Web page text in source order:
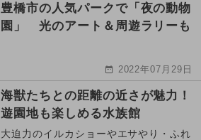
豊橋市の人気パークで「夜の動物
園」 光のアート＆周遊ラリーも
2022年07月29日
海獣たちとの距離の近さが魅力！
遊園地も楽しめる水族館
大迫力のイルカショーやエサやり・ふれ